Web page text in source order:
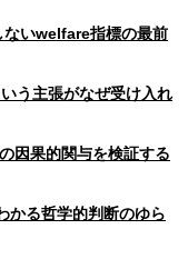
ないwelfare指標の最前
う主張がなぜ受け入れ
因果的関与を検証する
かる哲学的判断のゆら